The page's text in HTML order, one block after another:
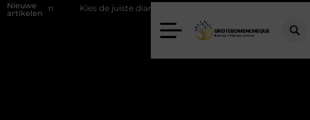
Nieuwe
artikelen
Kies de juiste diamantboor voor uw project